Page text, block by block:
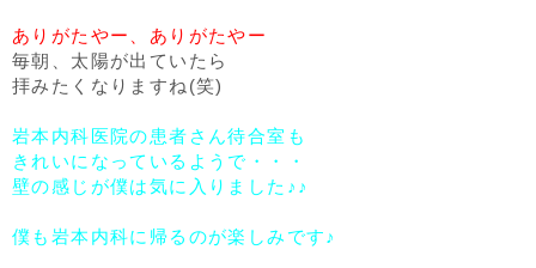
ありがたやー、ありがたやー
毎朝、太陽が出ていたら
拝みたくなりますね(笑)
岩本内科医院の患者さん待合室も
きれいになっているようで・・・
壁の感じが僕は気に入りました♪♪
僕も岩本内科に帰るのが楽しみです♪